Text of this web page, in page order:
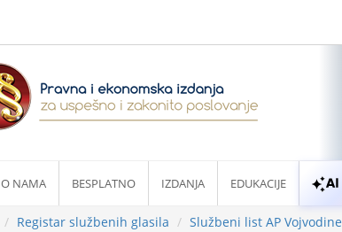
O NAMA BESPLATNO IZDANJA EDUKACIJE
Registar službenih glasila Službeni list AP Vojvodine